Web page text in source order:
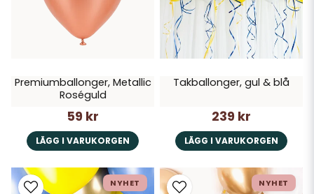
Premiumballonger, Metallic
Roséguld
59 kr
LÄGG I VARUKORGEN
Takballonger, gul & blå
239 kr
LÄGG I VARUKORGEN
NYHET NYHET